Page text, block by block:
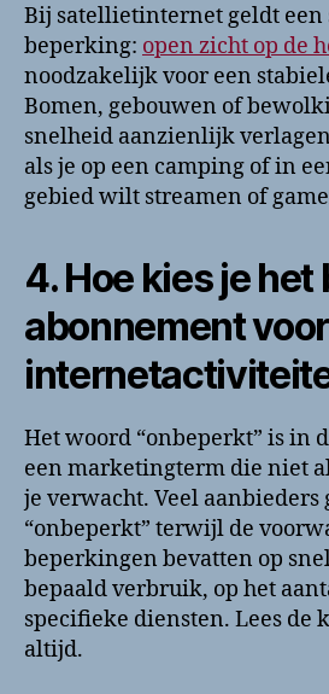
Bij satellietinternet geldt een
beperking: open zicht op de
noodzakelijk voor een
Bomen, gebouwen of
snelheid aanzienlijk
als je op een camping of in
gebied wilt streamen of
4. Hoe kies je het
abonnement
Het woord “onbeperkt” is in
een marketingterm die niet
je verwacht. Veel aanbieders
“onbeperkt” terwijl de
beperkingen bevatten op
bepaald verbruik, op het
specifieke diensten. Lees de
altijd.